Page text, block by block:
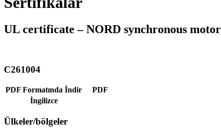
UL certificate – NORD synchronous
C261004
PDF Formatında İndir
PDF
İngilizce
Ülkeler/bölgeler